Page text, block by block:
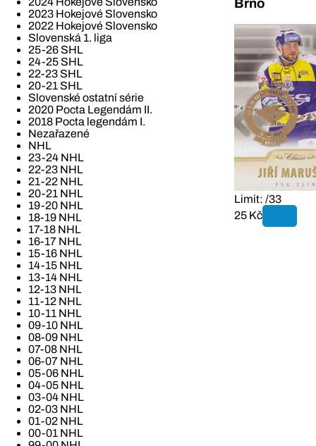
2023 Hokejové Slovensko
2022 Hokejové Slovensko
Slovenská 1. liga
25-26 SHL
24-25 SHL
22-23 SHL
20-21 SHL
Slovenské ostatní série
2020 Pocta Legendám II.
2018 Pocta legendám I.
Nezařazené
NHL
23-24 NHL
22-23 NHL
21-22 NHL
20-21 NHL
19-20 NHL
18-19 NHL
17-18 NHL
16-17 NHL
15-16 NHL
14-15 NHL
13-14 NHL
12-13 NHL
11-12 NHL
10-11 NHL
09-10 NHL
08-09 NHL
07-08 NHL
06-07 NHL
05-06 NHL
04-05 NHL
03-04 NHL
02-03 NHL
01-02 NHL
00-01 NHL
Brno
Limit: /33
25 Kč